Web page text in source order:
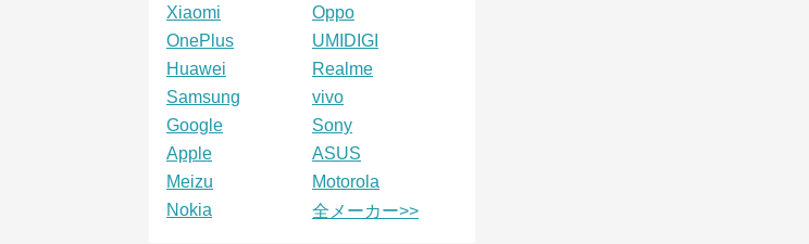
Xiaomi
Oppo
OnePlus
UMIDIGI
Huawei
Realme
Samsung
vivo
Google
Sony
Apple
ASUS
Meizu
Motorola
Nokia
全メーカー>>